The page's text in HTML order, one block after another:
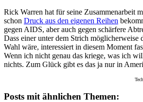
Rick Warren hat für seine Zusammenarbeit
schon Druck aus den eigenen Reihen
gegen AIDS, aber auch gegen schärfere
Dass einer unter dem Strich möglicherweise
Wahl wäre, interessiert in diesem Moment
Wenn ich nicht genau das kriege, was ich
nichts. Zum Glück gibt es das ja nur in
Posts mit ähnlichen Themen: